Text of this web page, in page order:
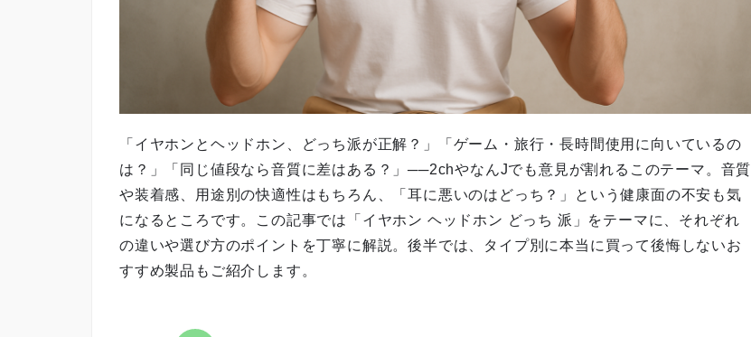
「イヤホンとヘッドホン、どっち派が正解？」「ゲーム・旅行・長時間使用に向いているの
は？」「同じ値段なら音質に差はある？」──2chやなんJでも意見が割れるこのテーマ。音質
や装着感、用途別の快適性はもちろん、「耳に悪いのはどっち？」という健康面の不安も気
になるところです。この記事では「イヤホン ヘッドホン どっち 派」をテーマに、それぞれ
の違いや選び方のポイントを丁寧に解説。後半では、タイプ別に本当に買って後悔しないお
すすめ製品もご紹介します。